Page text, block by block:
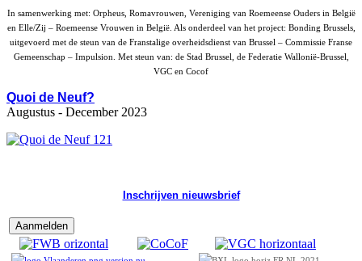
In samenwerking met: Orpheus, Romavrouwen, Vereniging van Roemeense Ouders in België
en Elle/Zij – Roemeense Vrouwen in België. Als onderdeel van het project: Bonding Brussels,
uitgevoerd met de steun van de Franstalige overheidsdienst van Brussel – Commissie Franse
Gemeenschap – Impulsion. Met steun van: de Stad Brussel, de Federatie Wallonië-Brussel,
VGC en Cocof
Quoi de Neuf?
Augustus - December 2023
Inschrijven nieuwsbrief